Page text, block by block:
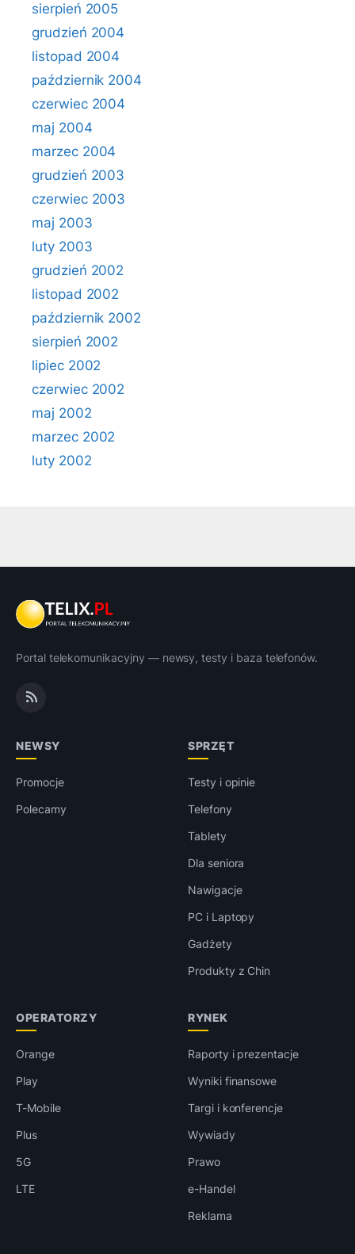
sierpień 2005
grudzień 2004
listopad 2004
październik 2004
czerwiec 2004
maj 2004
marzec 2004
grudzień 2003
czerwiec 2003
maj 2003
luty 2003
grudzień 2002
listopad 2002
październik 2002
sierpień 2002
lipiec 2002
czerwiec 2002
maj 2002
marzec 2002
luty 2002
Portal telekomunikacyjny — newsy, testy i baza telefonów.
NEWSY
Promocje
Polecamy
SPRZĘT
Testy i opinie
Telefony
Tablety
Dla seniora
Nawigacje
PC i Laptopy
Gadżety
Produkty z Chin
OPERATORZY
Orange
Play
T-Mobile
Plus
5G
LTE
RYNEK
Raporty i prezentacje
Wyniki finansowe
Targi i konferencje
Wywiady
Prawo
e-Handel
Reklama